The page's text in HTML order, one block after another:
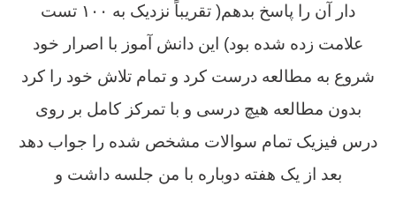
دار آن را پاسخ بدهم( تقریباً نزدیک به ۱۰۰ تست
علامت زده شده بود) این دانش آموز با اصرار خود
شروع به مطالعه درست کرد و تمام تلاش خود را کرد
بدون مطالعه هیچ درسی و با تمرکز کامل بر روی
درس فیزیک تمام سوالات مشخص شده را جواب دهد
بعد از یک هفته دوباره با من جلسه داشت و